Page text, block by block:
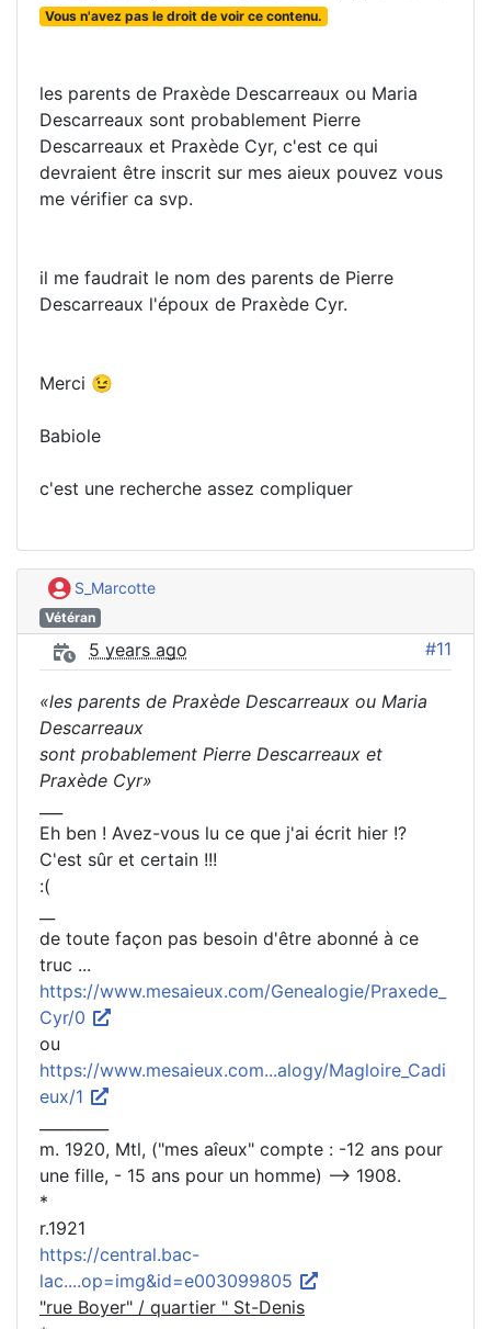
Vous n'avez pas le droit de voir ce contenu.
les parents de Praxède Descarreaux ou Maria
Descarreaux sont probablement Pierre
Descarreaux et Praxède Cyr, c'est ce qui
devraient être inscrit sur mes aieux pouvez vous
me vérifier ca svp.
il me faudrait le nom des parents de Pierre
Descarreaux l'époux de Praxède Cyr.
Merci 😉
Babiole
c'est une recherche assez compliquer
S_Marcotte
Vétéran
5 years ago #11
«les parents de Praxède Descarreaux ou Maria
Descarreaux
sont probablement Pierre Descarreaux et
Praxède Cyr»
Eh ben ! Avez-vous lu ce que j'ai écrit hier !?
C'est sûr et certain !!!
:(
de toute façon pas besoin d'être abonné à ce
truc ...
https://www.mesaieux.com/Genealogie/Praxede_
Cyr/0
ou
https://www.mesaieux.com...alogy/Magloire_Cadi
eux/1
m. 1920, Mtl, ("mes aîeux" compte : -12 ans pour
une fille, - 15 ans pour un homme) --> 1908.
*
r.1921
https://central.bac-
lac....op=img&id=e003099805
"rue Boyer" / quartier " St-Denis